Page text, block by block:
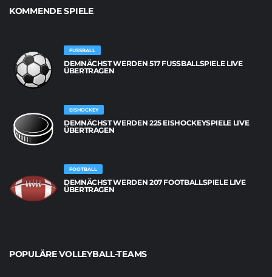
KOMMENDE SPIELE
FUSSBALL
DEMNÄCHST WERDEN 517 FUSSBALLSPIELE LIVE Ü
BERTRAGEN
EISHOCKEY
DEMNÄCHST WERDEN 225 EISHOCKEYSPIELE LIVE
ÜBERTRAGEN
FOOTBALL
DEMNÄCHST WERDEN 207 FOOTBALLSPIELE LIVE
ÜBERTRAGEN
POPULÄRE VOLLEYBALL-TEAMS